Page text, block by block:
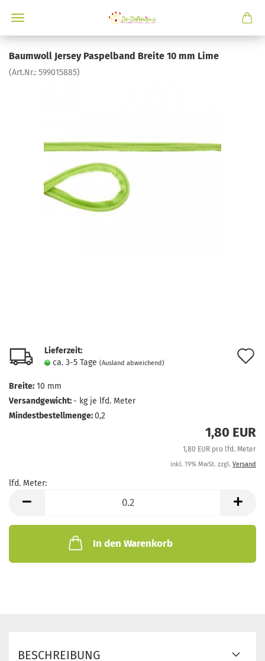
Baumwoll Jersey Paspelband Breite 10 mm Lime
(Art.Nr.: 599015885)
Lieferzeit:
ca. 3-5 Tage (Ausland abweichend)
Breite: 10 mm
Versandgewicht:- kg je lfd. Meter
Mindestbestellmenge:0,2
1,80 EUR
1,80 EUR pro lfd. Meter
inkl. 19% MwSt. zzgl. Versand
lfd. Meter:
Meter
In den Warenkorb
BESCHREIBUNG